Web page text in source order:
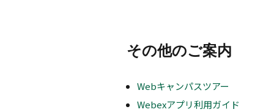
その他のご案内
Webキャンパスツアー
Webexアプリ利用ガイド